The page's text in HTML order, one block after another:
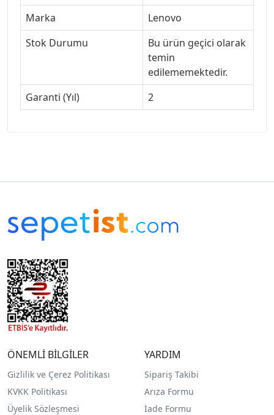
Marka
Lenovo
Stok Durumu
Bu ürün geçici olarak
temin
edilememektedir.
Garanti (Yıl)
2
ÖNEMLİ BİLGİLER
Gizlilik ve Çerez Politikası
KVKK Politikası
Üyelik Sözleşmesi
YARDIM
Sipariş Takibi
Arıza Formu
İade Formu